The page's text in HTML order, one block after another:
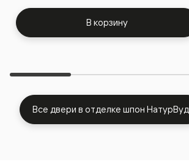
В корзину
Все двери в отделке шпон НатурВуд